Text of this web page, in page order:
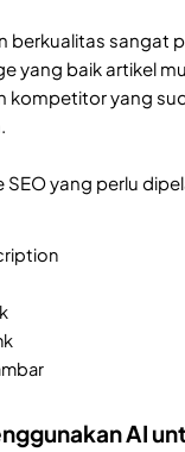
berkualitas sangat
yang baik artikel
kompetitor yang
yang perlu
AI